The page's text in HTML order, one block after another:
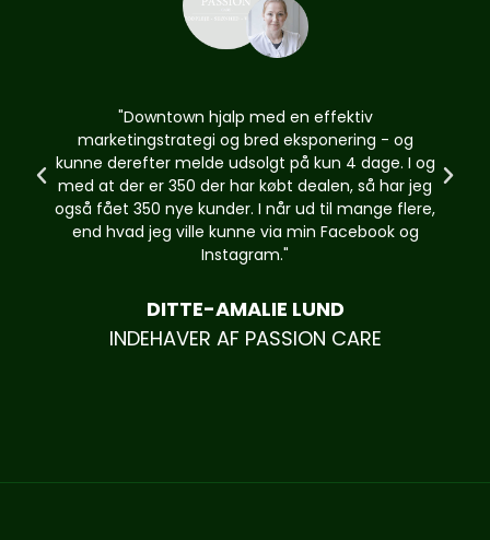
"Downtown hjalp med en effektiv
marketingstrategi og bred eksponering - og
kunne derefter melde udsolgt på kun 4 dage. I og
med at der er 350 der har købt dealen, så har jeg
også fået 350 nye kunder. I når ud til mange flere,
end hvad jeg ville kunne via min Facebook og
Instagram."
DITTE-AMALIE LUND
INDEHAVER AF PASSION CARE